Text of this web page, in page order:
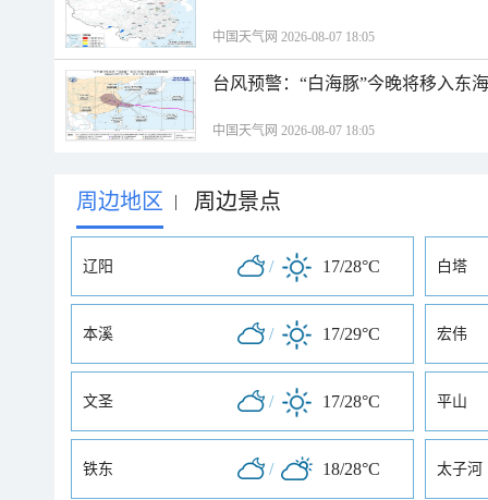
中国天气网 2026-08-07 18:05
台风预警：“白海豚”今晚将移入东
中国天气网 2026-08-07 18:05
周边地区 | 周边景点
辽阳 / 17/28°C 白塔
本溪 / 17/29°C 宏伟
文圣 / 17/28°C 平山
铁东 / 18/28°C 太子河